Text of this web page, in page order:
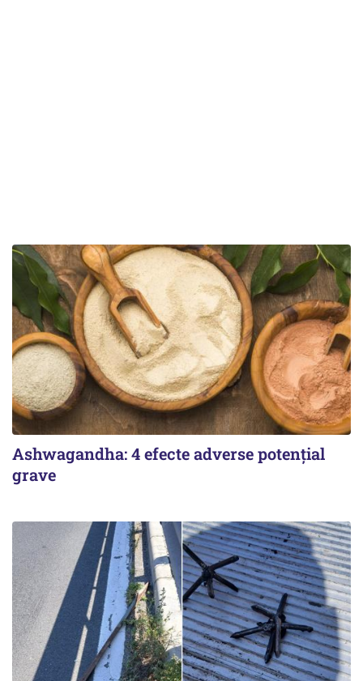
Ashwagandha: 4 efecte adverse potențial
grave